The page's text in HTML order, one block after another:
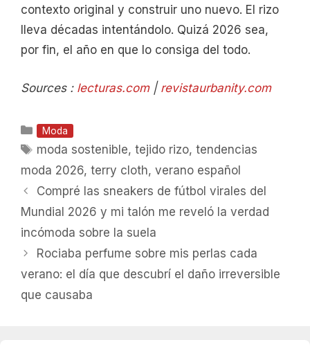
contexto original y construir uno nuevo. El rizo
lleva décadas intentándolo. Quizá 2026 sea,
por fin, el año en que lo consiga del todo.
Sources : lecturas.com| revistaurbanity.com
Categorías
Moda
Etiquetas
moda sostenible,tejido rizo,tendencias
moda 2026, terry cloth, verano español
Compré las sneakers de fútbol virales del
Mundial 2026 y mi talón me reveló la verdad
incómoda sobre la suela
Rociaba perfume sobre mis perlas cada
verano: el día que descubrí el daño irreversible
que causaba